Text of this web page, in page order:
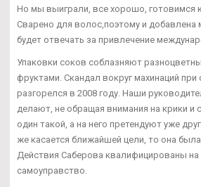
Но мы выиграли, все хорошо, готовимся
Сварено для волос,поэтому и добавлена
будет отвечать за привлечение
Упаковки соков соблазняют
фруктами. Скандал вокруг махинаций при
разгорелся в 2008 году. Наши
делают, не обращая внимания на крики и
один такой, а на него претендуют уже
же касается ближайшей цели, то она
Действия Саберова квалифицированы на
самоуправство.